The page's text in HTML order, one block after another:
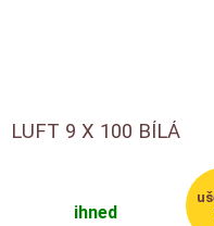
LUFT 9 X 100 BÍLÁ
ihned